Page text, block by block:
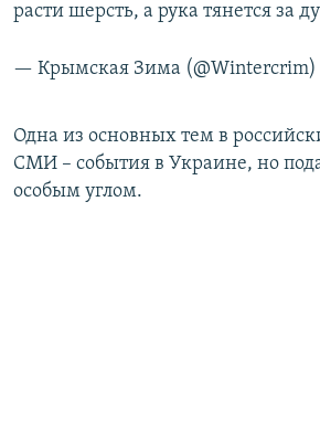
расти шерсть, а рука тянется за
— Крымская Зима (@Wintercrim)
​Одна из основных тем в
СМИ – события в Украине, но
особым углом.​